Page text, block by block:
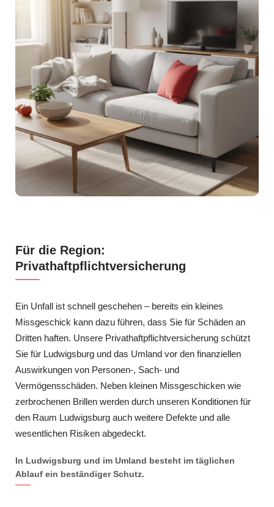
Für die Region:
Privathaftpflichtversicherung
Ein Unfall ist schnell geschehen – bereits ein kleines
Missgeschick kann dazu führen, dass Sie für Schäden an
Dritten haften. Unsere Privathaftpflichtversicherung schützt
Sie für Ludwigsburg und das Umland vor den finanziellen
Auswirkungen von Personen-, Sach- und
Vermögensschäden. Neben kleinen Missgeschicken wie
zerbrochenen Brillen werden durch unseren Konditionen für
den Raum Ludwigsburg auch weitere Defekte und alle
wesentlichen Risiken abgedeckt.
In Ludwigsburg und im Umland besteht im täglichen
Ablauf ein beständiger Schutz.